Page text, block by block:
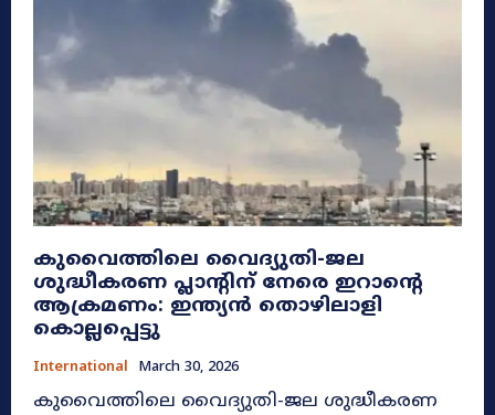
കുവൈത്തിലെ വൈദ്യുതി-ജല
ശുദ്ധീകരണ പ്ലാന്റിന് നേരെ ഇറാന്റെ
ആക്രമണം: ഇന്ത്യൻ തൊഴിലാളി
കൊല്ലപ്പെട്ടു
International March 30, 2026
കുവൈത്തിലെ വൈദ്യുതി-ജല ശുദ്ധീകരണ